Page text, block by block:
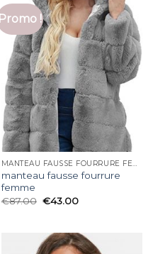
Promo !
MANTEAU FAUSSE FOURRURE FEMME
manteau fausse fourrure
femme
€87.00 €43.00